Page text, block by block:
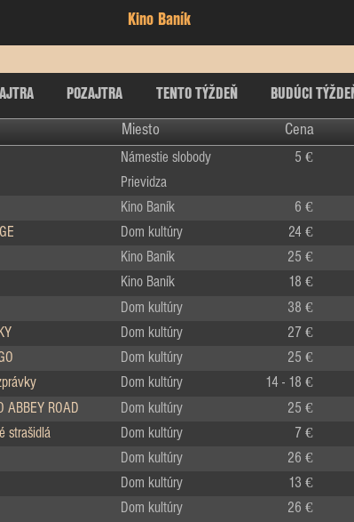
Kino Baník
POZAJTRA TENTO TÝŽDEŇ BUDÚCI
Miesto Cena
Námestie slobody
Prievidza
5 €
Kino Baník 6 €
Dom kultúry 24 €
Kino Baník 25 €
Kino Baník 18 €
Dom kultúry 38 €
Dom kultúry 27 €
Dom kultúry 25 €
Dom kultúry 14 - 18 €
ABBEY ROAD Dom kultúry 25 €
strašidlá Dom kultúry 7 €
Dom kultúry 26 €
Dom kultúry 13 €
Dom kultúry 26 €